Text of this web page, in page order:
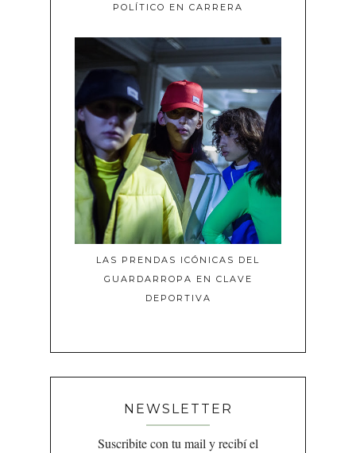
POLÍTICO EN CARRERA
LAS PRENDAS ICÓNICAS DEL
GUARDARROPA EN CLAVE
DEPORTIVA
NEWSLETTER
Suscribite con tu mail y recibí el